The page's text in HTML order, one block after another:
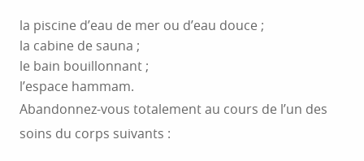
la piscine d’eau de mer ou d’eau douce ;
la cabine de sauna ;
le bain bouillonnant ;
l’espace hammam.
Abandonnez-vous totalement au cours de l’un des
soins du corps suivants :